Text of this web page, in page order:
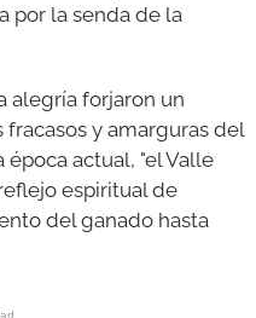
por la senda de la
alegría forjaron un
y amarguras del
época actual, "el Valle
espiritual de
del ganado hasta